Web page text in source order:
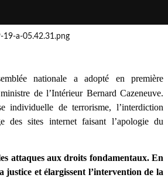
nationale a adopté en première
de l’Intérieur Bernard Cazeneuve.
individuelle de terrorisme, l’interdiction
des sites internet faisant l’apologie du
attaques aux droits fondamentaux. En
justice et élargissent l’intervention de la